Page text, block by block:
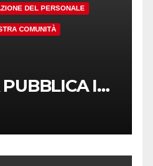
DEL PERSONALE
COMUNITÀ
I